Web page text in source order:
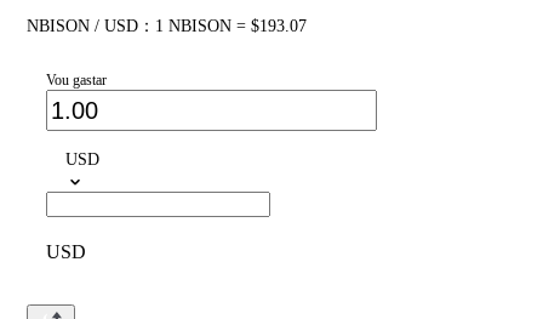
NBISON / USD：1 NBISON = $193.07
Vou gastar
USD
USD